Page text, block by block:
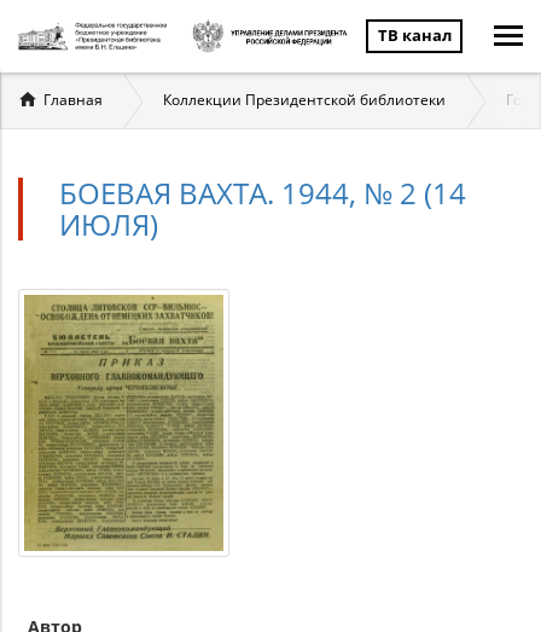
ТВ канал
Вы
здесь
Главная Коллекции Президентской библиотеки
БОЕВАЯ ВАХТА. 1944, № 2 (14
ИЮЛЯ)
Автор